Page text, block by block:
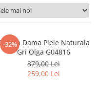
-32%
Dama Piele Naturala
Gri Olga G04816
379,00 Lei
259,00 Lei